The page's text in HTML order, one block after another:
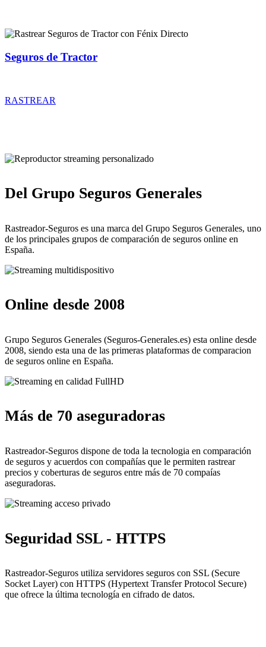
Seguros de Tractor
RASTREAR
Del Grupo Seguros Generales
Rastreador-Seguros es una marca del Grupo Seguros Generales, uno
de los principales grupos de comparación de seguros online en
España.
Online desde 2008
Grupo Seguros Generales (Seguros-Generales.es) esta online desde
2008, siendo esta una de las primeras plataformas de comparacion
de seguros online en España.
Más de 70 aseguradoras
Rastreador-Seguros dispone de toda la tecnologia en comparación
de seguros y acuerdos con compañías que le permiten rastrear
precios y coberturas de seguros entre más de 70 compaías
aseguradoras.
Seguridad SSL - HTTPS
Rastreador-Seguros utiliza servidores seguros con SSL (Secure
Socket Layer) con HTTPS (Hypertext Transfer Protocol Secure)
que ofrece la última tecnología en cifrado de datos.